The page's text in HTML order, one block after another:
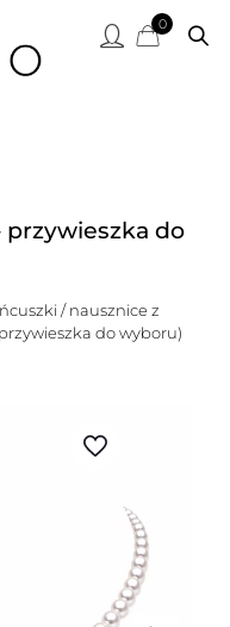
0
przywieszka do
/ nausznice z
do wyboru)